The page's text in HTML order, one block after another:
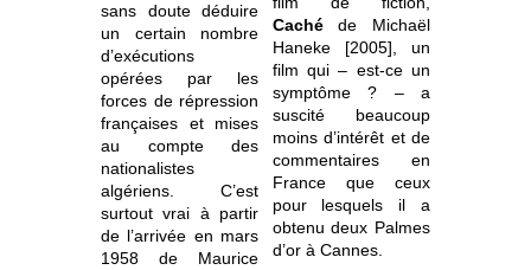
sans doute déduire
un certain nombre
d’exécutions
opérées par les
forces de répression
françaises et mises
au compte des
nationalistes
algériens. C’est
surtout vrai à partir
de l’arrivée en mars
1958 de Maurice
Cachéde Michaël
Haneke [2005], un
film qui – est-ce un
symptôme ? – a
suscité beaucoup
moins d’intérêt et de
commentaires en
France que ceux
pour lesquels il a
obtenu deux Palmes
d’or à Cannes.